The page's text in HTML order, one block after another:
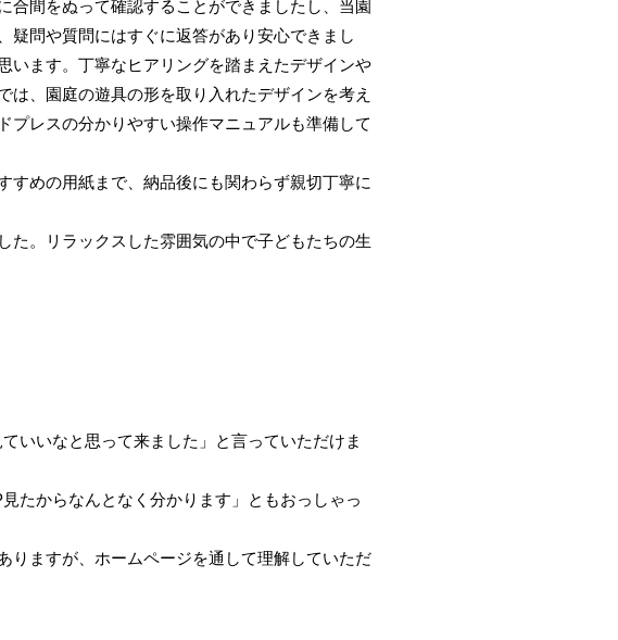
合間をぬって確認することができましたし、当園
疑問や質問にはすぐに返答があり安心できまし
います。丁寧なヒアリングを踏まえたデザインや
、園庭の遊具の形を取り入れたデザインを考え
プレスの分かりやすい操作マニュアルも準備して
すめの用紙まで、納品後にも関わらず親切丁寧に
た。リラックスした雰囲気の中で子どもたちの生
いいなと思って来ました」と言っていただけま
たからなんとなく分かります」ともおっしゃっ
りますが、ホームページを通して理解していただ